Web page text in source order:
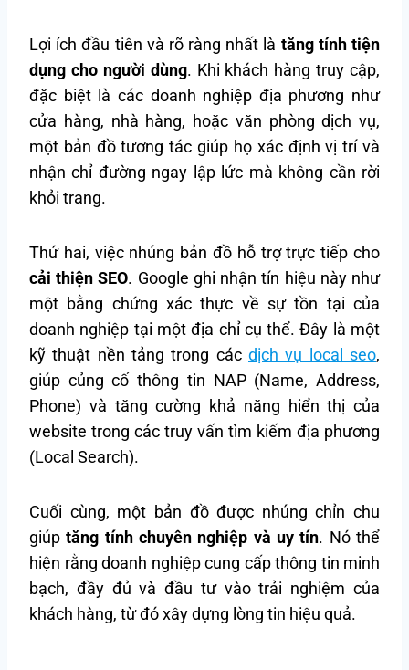
Lợi ích đầu tiên và rõ ràng nhất là tăng tính tiện
dụng cho người dùng. Khi khách hàng truy cập,
đặc biệt là các doanh nghiệp địa phương như
cửa hàng, nhà hàng, hoặc văn phòng dịch vụ,
một bản đồ tương tác giúp họ xác định vị trí và
nhận chỉ đường ngay lập lức mà không cần rời
khỏi trang.
Thứ hai, việc nhúng bản đồ hỗ trợ trực tiếp cho
cải thiện SEO. Google ghi nhận tín hiệu này như
một bằng chứng xác thực về sự tồn tại của
doanh nghiệp tại một địa chỉ cụ thể. Đây là một
kỹ thuật nền tảng trong các dịch vụ local seo,
giúp củng cố thông tin NAP (Name, Address,
Phone) và tăng cường khả năng hiển thị của
website trong các truy vấn tìm kiếm địa phương
(Local Search).
Cuối cùng, một bản đồ được nhúng chỉn chu
giúptăng tính chuyên nghiệp và uy tín. Nó thể
hiện rằng doanh nghiệp cung cấp thông tin minh
bạch, đầy đủ và đầu tư vào trải nghiệm của
khách hàng, từ đó xây dựng lòng tin hiệu quả.